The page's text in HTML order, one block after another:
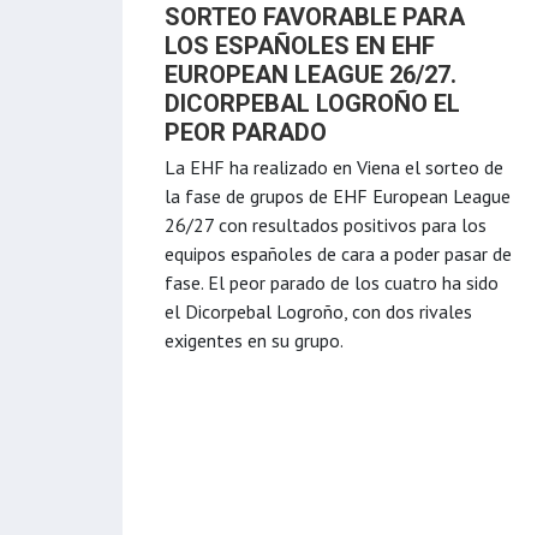
SORTEO FAVORABLE PARA
LOS ESPAÑOLES EN EHF
EUROPEAN LEAGUE 26/27.
DICORPEBAL LOGROÑO EL
PEOR PARADO
La EHF ha realizado en Viena el sorteo de
la fase de grupos de EHF European League
26/27 con resultados positivos para los
equipos españoles de cara a poder pasar de
fase. El peor parado de los cuatro ha sido
el Dicorpebal Logroño, con dos rivales
exigentes en su grupo.